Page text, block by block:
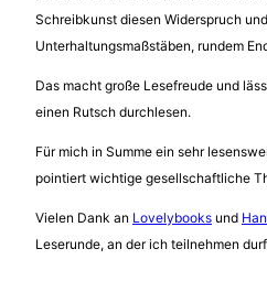
Schreibkunst diesen Widerspruch
Unterhaltungsmaßstäben, rundem
Das macht große Lesefreude und
einen Rutsch durchlesen.
Für mich in Summe ein sehr
pointiert wichtige gesellschaftliche
Vielen Dank an Lovelybooks und
Leserunde, an der ich teilnehmen